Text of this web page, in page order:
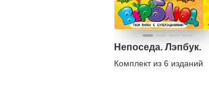
Непоседа. Лэпбук.
Комплект из 6 изданий